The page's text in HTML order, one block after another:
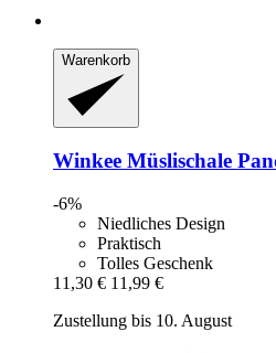
Warenkorb
Winkee Müslischale
-6%
Niedliches Design
Praktisch
Tolles Geschenk
11,30 € 11,99 €
Zustellung bis 10. August